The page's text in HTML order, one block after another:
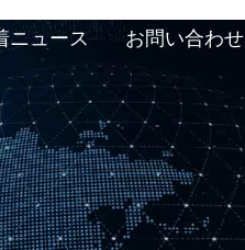
ニュース お問い合わせ